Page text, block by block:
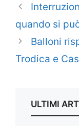
quando si
Balloni
Trodica e
ULTIMI